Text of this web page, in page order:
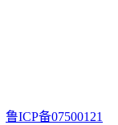
鲁ICP备07500121